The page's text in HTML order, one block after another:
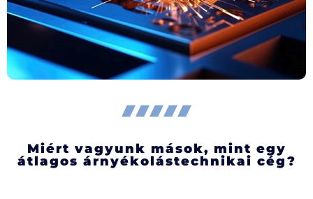
Miért vagyunk mások, mint egy
átlagos árnyékolástechnikai cég?